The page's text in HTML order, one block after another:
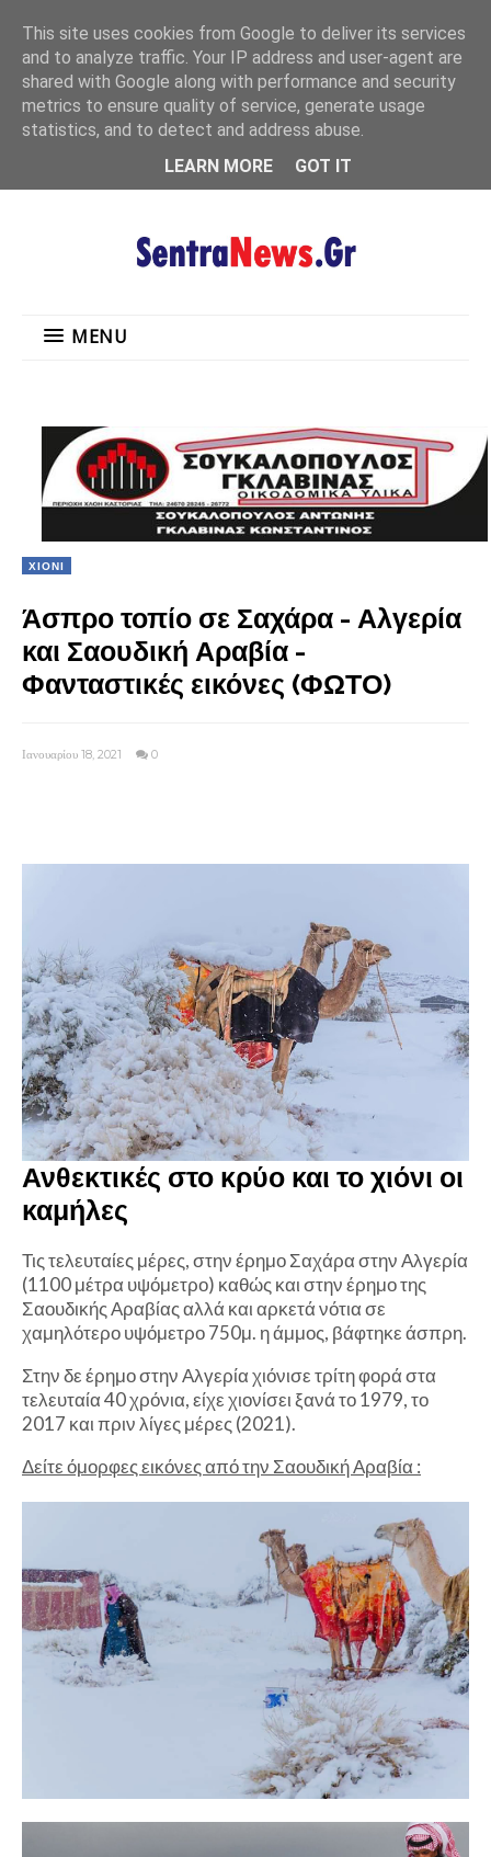
MENU
MENU
ΧΙΟΝΙ
Άσπρο τοπίο σε Σαχάρα - Αλγερία
και Σαουδική Αραβία -
Φανταστικές εικόνες (ΦΩΤΟ)
Ιανουαρίου 18, 2021 0
Ανθεκτικές στο κρύο και το χιόνι οι
καμήλες
Τις τελευταίες μέρες, στην έρημο Σαχάρα στην Αλγερία
(1100 μέτρα υψόμετρο) καθώς και στην έρημο της
Σαουδικής Αραβίας αλλά και αρκετά νότια σε
χαμηλότερο υψόμετρο 750μ. η άμμος, βάφτηκε άσπρη.
Στην δε έρημο στην Αλγερία χιόνισε τρίτη φορά στα
τελευταία 40 χρόνια, είχε χιονίσει ξανά το 1979, το
2017 και πριν λίγες μέρες (2021).
Δείτε όμορφες εικόνες από την Σαουδική Αραβία :
This site uses cookies from Google to deliver its services
and to analyze traffic. Your IP address and user-agent are
shared with Google along with performance and security
metrics to ensure quality of service, generate usage
statistics, and to detect and address abuse.
LEARN MORE
GOT IT